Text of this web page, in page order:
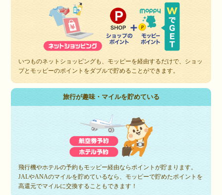
いつものネットショッピングも、モッピーを経由するだけで、ショッ
プとモッピーのポイントをダブルで貯めることができます。
旅行が趣味・マイルを貯めている
飛行機やホテルの予約もモッピー経由ならポイントが貯まります。
JALやANAのマイルを貯めているなら、モッピーで貯めたポイントを
高還元でマイルに交換することもできます！